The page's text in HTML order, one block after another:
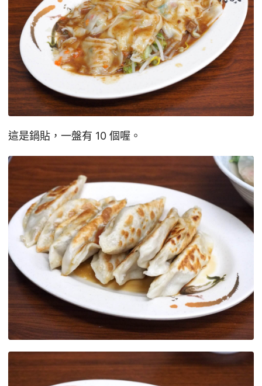
這是鍋貼，一盤有 10 個喔。